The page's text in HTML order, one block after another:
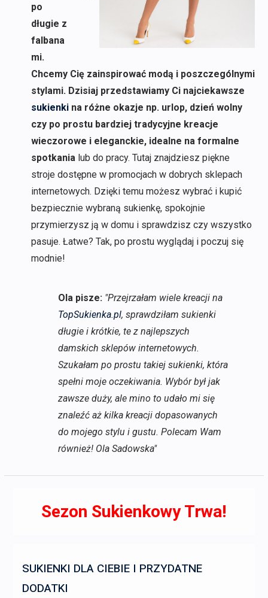
po
długie z
falbana
mi.
Chcemy Cię zainspirować modą i poszczególnymi
stylami. Dzisiaj przedstawiamy Ci najciekawsze
sukienkina różne okazje np. urlop, dzień wolny
czy po prostu bardziej tradycyjne kreacje
wieczorowe i eleganckie, idealne na formalne
spotkanialub do pracy. Tutaj znajdziesz piękne
stroje dostępne w promocjach w dobrych sklepach
internetowych. Dzięki temu możesz wybrać i kupić
bezpiecznie wybraną sukienkę, spokojnie
przymierzysz ją w domu i sprawdzisz czy wszystko
pasuje. Łatwe? Tak, po prostu wyglądaj i poczuj się
modnie!
Ola pisze: "Przejrzałam wiele kreacji na
TopSukienka.pl, sprawdziłam sukienki
długie i krótkie, te z najlepszych
damskich sklepów internetowych.
Szukałam po prostu takiej sukienki, która
spełni moje oczekiwania. Wybór był jak
zawsze duży, ale mino to udało mi się
znaleźć aż kilka kreacji dopasowanych
do mojego stylu i gustu. Polecam Wam
również! Ola Sadowska"
Sezon Sukienkowy Trwa!
SUKIENKI DLA CIEBIE I PRZYDATNE
DODATKI